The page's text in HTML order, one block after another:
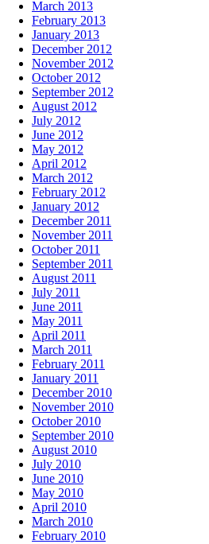
March 2013
February 2013
January 2013
December 2012
November 2012
October 2012
September 2012
August 2012
July 2012
June 2012
May 2012
April 2012
March 2012
February 2012
January 2012
December 2011
November 2011
October 2011
September 2011
August 2011
July 2011
June 2011
May 2011
April 2011
March 2011
February 2011
January 2011
December 2010
November 2010
October 2010
September 2010
August 2010
July 2010
June 2010
May 2010
April 2010
March 2010
February 2010